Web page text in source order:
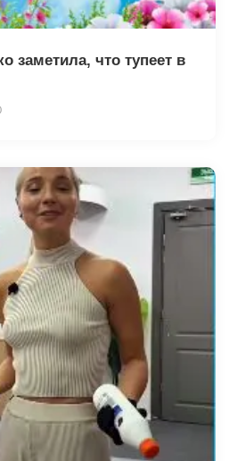
заметила, что тупеет в